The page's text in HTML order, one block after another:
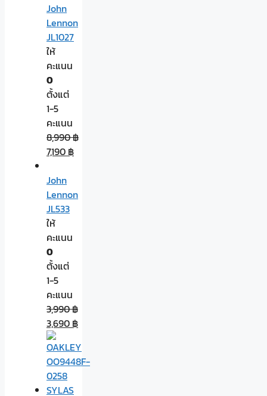
John
Lennon
JL1027
ให้
คะแนน
0
ตั้งแต่
1-5
คะแนน
8,990฿
7,190 ฿
John
Lennon
JL533
ให้
คะแนน
0
ตั้งแต่
1-5
คะแนน
3,990฿
3,690 ฿